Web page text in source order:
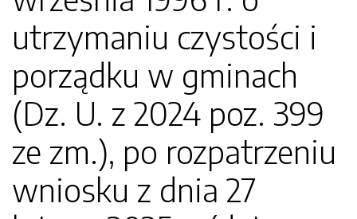
utrzymaniu czystości i
porządku w gminach
(Dz. U. z 2024 poz. 399
ze zm.), po rozpatrzeniu
wniosku z dnia 27